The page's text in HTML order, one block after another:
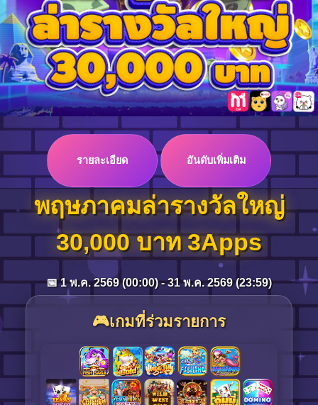
Language
:
Log in
Top up
รายละเอียด อันดับเพิ่มเติม
พฤษภาคมล่ารางวัลใหญ่
30,000 บาท 3Apps
📅 1 พ.ค. 2569 (00:00) - 31 พ.ค. 2569 (23:59)
🎮เกมที่ร่วมรายการ